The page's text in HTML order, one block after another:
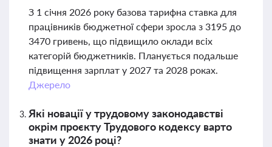
З 1 січня 2026 року базова тарифна ставка для
працівників бюджетної сфери зросла з 3195 до
3470 гривень, що підвищило оклади всіх
категорій бюджетників. Планується подальше
підвищення зарплат у 2027 та 2028 роках.
Джерело
Які новації у трудовому законодавстві
окрім проєкту Трудового кодексу варто
знати у 2026 році?